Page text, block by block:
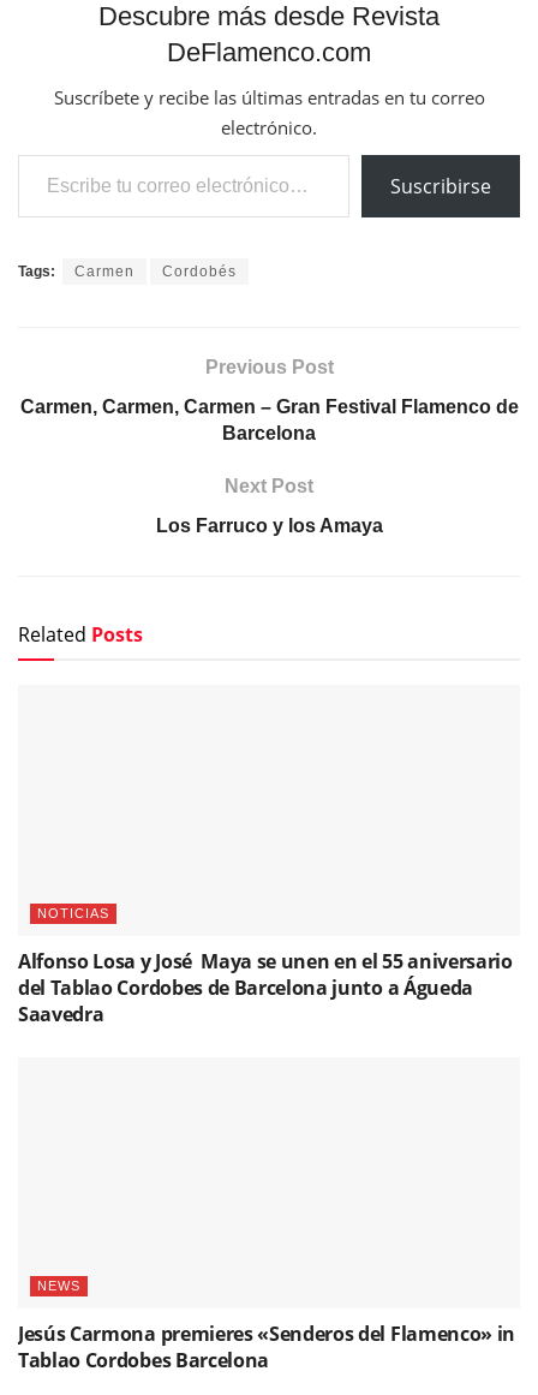
Descubre más desde Revista
DeFlamenco.com
Suscríbete y recibe las últimas entradas en tu correo
electrónico.
Escribe tu correo electrónico…
Suscribirse
Tags: Carmen Cordobés
Previous Post
Carmen, Carmen, Carmen – Gran Festival Flamenco de
Barcelona
Next Post
Los Farruco y los Amaya
Related Posts
NOTICIAS
Alfonso Losa y José Maya se unen en el 55 aniversario
del Tablao Cordobes de Barcelona junto a Águeda
Saavedra
NEWS
Jesús Carmona premieres «Senderos del Flamenco» in
Tablao Cordobes Barcelona